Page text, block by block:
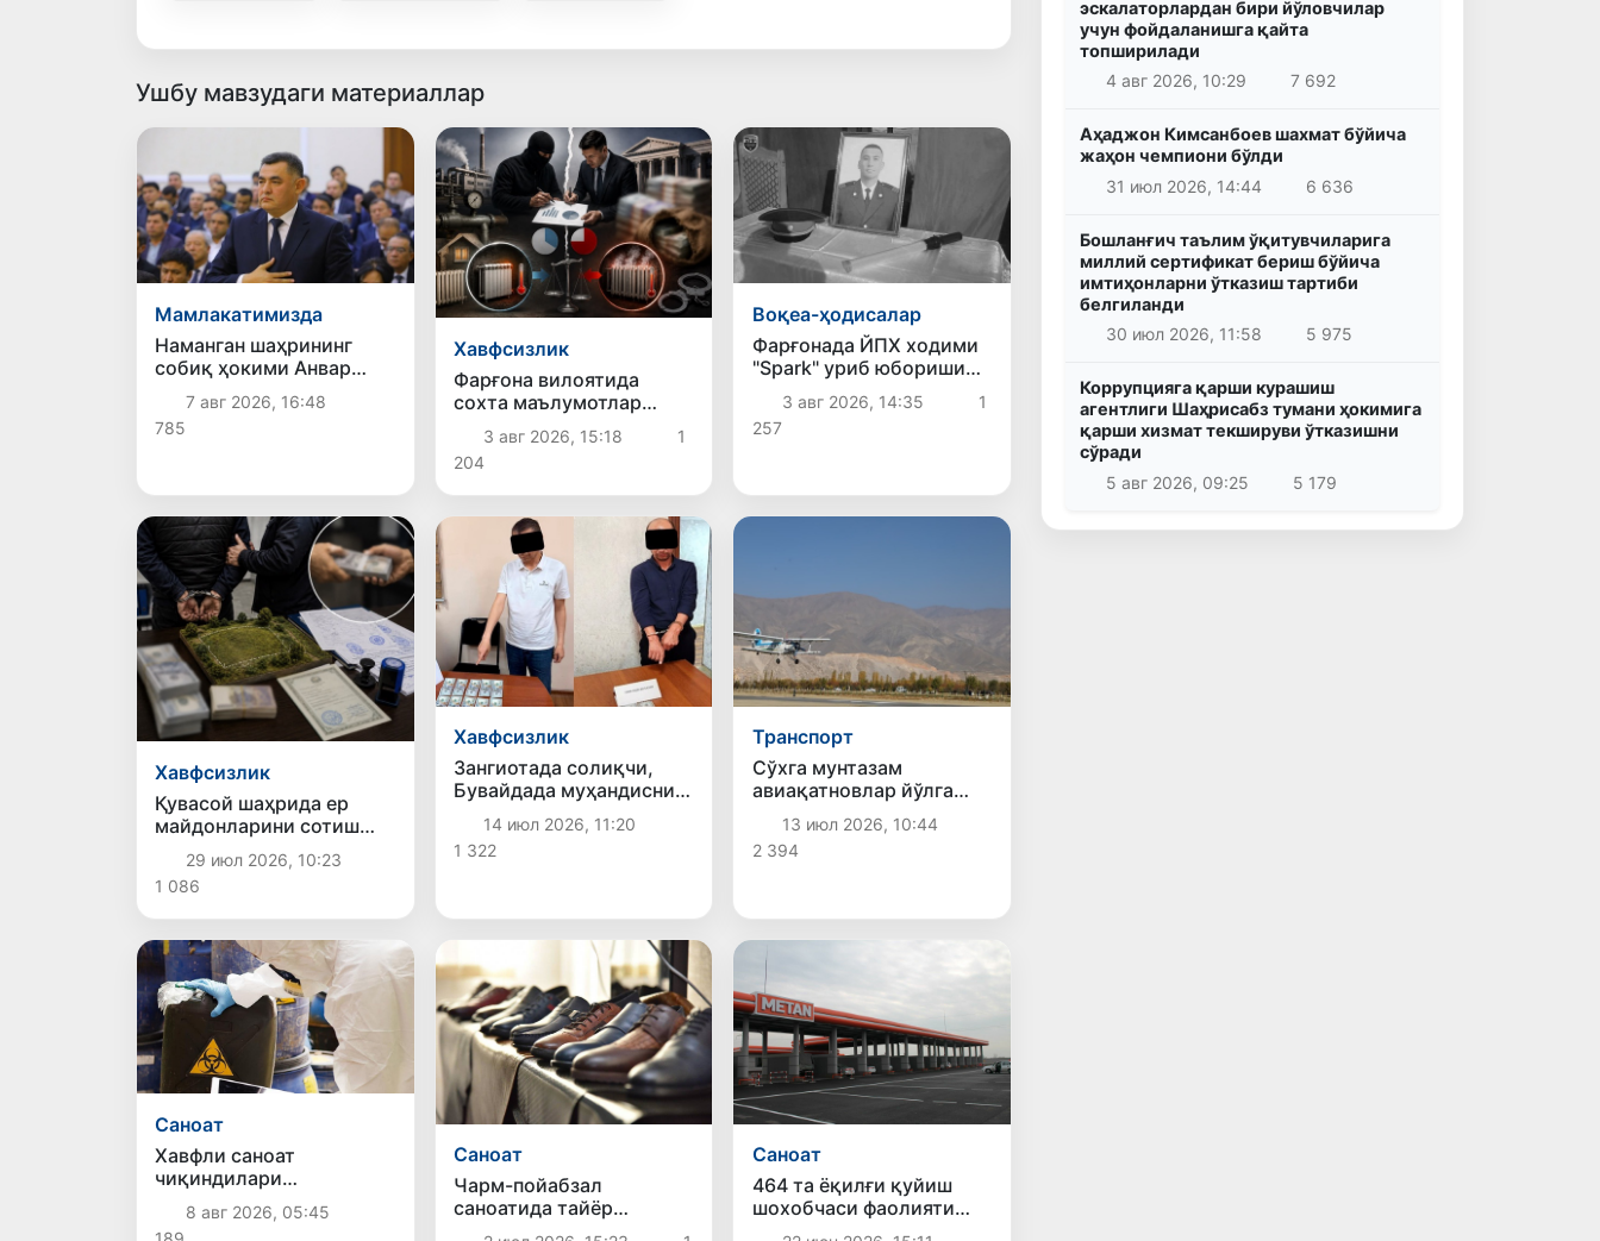
Ушбу мавзудаги материаллар
Мамлакатимизда
Наманган шаҳрининг
собиқ ҳокими Анвар
Отаходжаевга нисбатан
11 йилга озодликдан
маҳрум қилиш жазоси
7 авг 2026, 16:48
785
Хавфсизлик
Фарғона вилоятида
сохта маълумотлар
билан 12,9 млрд сўмлик
субсидия
ажратилганлиги ҳолати
фош этилди
3 авг 2026, 15:18
1
204
Воқеа-ҳодисалар
Фарғонада ЙПХ ходими
"Spark" уриб юбориши
оқибатида ҳалок бўлди
3 авг 2026, 14:35
1
257
Хавфсизлик
Қувасой шаҳрида ер
майдонларини сотиш
билан боғлиқ
фирибгарлик ҳолати
фош этилди
29 июл 2026, 10:23
1 086
Хавфсизлик
Зангиотада солиқчи,
Бувайдада муҳандиснинг
қилмишлари фош бўлди
14 июл 2026, 11:20
1 322
Транспорт
Сўхга мунтазам
авиақатновлар йўлга
қўйилади
13 июл 2026, 10:44
2 394
Саноат
Хавфли саноат
чиқиндилари
сақланадиган ер
участкалари ер
8 авг 2026, 05:45
Саноат
Чарм-пойабзал
саноатида тайёр
маҳсулот ишлаб
Саноат
464 та ёқилғи қуйиш
шохобчаси фаолияти
тўхтатилди
эскалаторлардан бири йўловчилар
учун фойдаланишга қайта
топширилади
4 авг 2026, 10:29
7 692
Аҳаджон Кимсанбоев шахмат бўйича
жаҳон чемпиони бўлди
31 июл 2026, 14:44
6 636
Бошланғич таълим ўқитувчиларига
миллий сертификат бериш бўйича
имтиҳонларни ўтказиш тартиби
белгиланди
30 июл 2026, 11:58
5 975
Коррупцияга қарши курашиш
агентлиги Шаҳрисабз тумани ҳокимига
қарши хизмат текшируви ўтказишни
сўради
5 авг 2026, 09:25
5 179